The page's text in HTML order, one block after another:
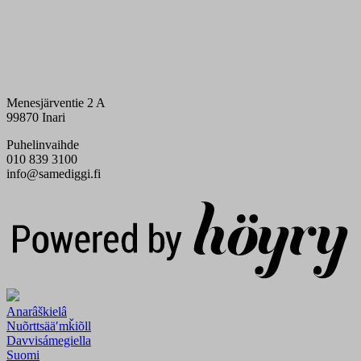
Menesjärventie 2 A
99870 Inari
Puhelinvaihde
010 839 3100
info@samediggi.fi
Anarâškielâ
Nuõrttsääʹmǩiõll
Davvisámegiella
Suomi